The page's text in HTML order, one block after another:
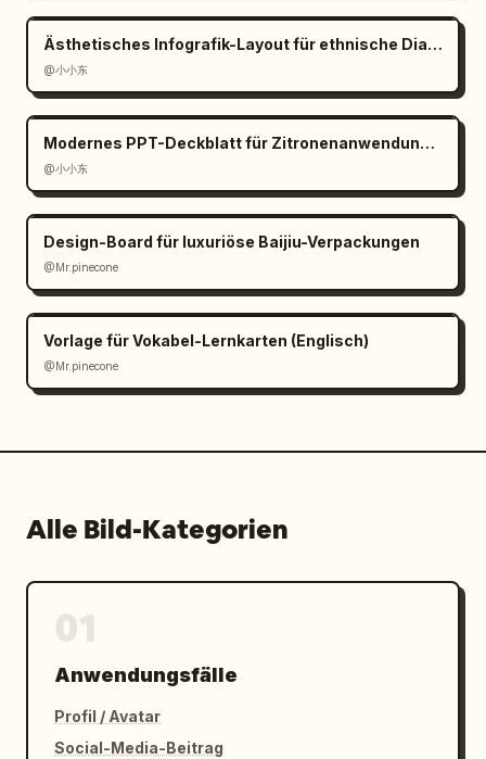
Ästhetisches Infografik-Layout für ethnische Dialekte
@小小东
Modernes PPT-Deckblatt für Zitronenanwendungen
@小小东
Design-Board für luxuriöse Baijiu-Verpackungen
@Mr.pinecone
Vorlage für Vokabel-Lernkarten (Englisch)
@Mr.pinecone
Alle Bild-Kategorien
Anwendungsfälle
Profil / Avatar
Social-Media-Beitrag